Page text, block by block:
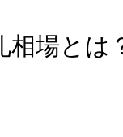
場とは